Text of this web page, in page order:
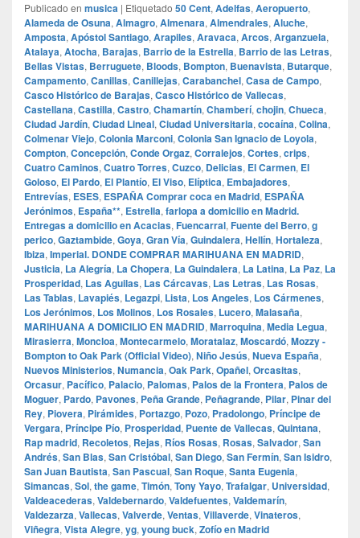
Publicado en musica | Etiquetado 50 Cent, Adelfas, Aeropuerto,
Alameda de Osuna, Almagro, Almenara, Almendrales, Aluche,
Amposta, Apóstol Santiago, Arapiles, Aravaca, Arcos, Arganzuela,
Atalaya, Atocha, Barajas, Barrio de la Estrella, Barrio de las Letras,
Bellas Vistas, Berruguete, Bloods, Bompton, Buenavista, Butarque,
Campamento, Canillas, Canillejas, Carabanchel, Casa de Campo,
Casco Histórico de Barajas, Casco Histórico de Vallecas,
Castellana, Castilla, Castro, Chamartín, Chamberí, chojin, Chueca,
Ciudad Jardín, Ciudad Lineal, Ciudad Universitaria, cocaína, Colina,
Colmenar Viejo, Colonia Marconi, Colonia San Ignacio de Loyola,
Compton, Concepción, Conde Orgaz, Corralejos, Cortes, crips,
Cuatro Caminos, Cuatro Torres, Cuzco, Delicias, El Carmen, El
Goloso, El Pardo, El Plantío, El Viso, Elíptica, Embajadores,
Entrevías, ESES, ESPAÑA Comprar coca en Madrid, ESPAÑA
Jerónimos, España**, Estrella, farlopa a domicilio en Madrid.
Entregas a domicilio en Acacias, Fuencarral, Fuente del Berro, g
perico, Gaztambide, Goya, Gran Vía, Guindalera, Hellín, Hortaleza,
Ibiza, Imperial. DONDE COMPRAR MARIHUANA EN MADRID,
Justicia, La Alegría, La Chopera, La Guindalera, La Latina, La Paz, La
Prosperidad, Las Aguilas, Las Cárcavas, Las Letras, Las Rosas,
Las Tablas, Lavapiés, Legazpi, Lista, Los Angeles, Los Cármenes,
Los Jerónimos, Los Molinos, Los Rosales, Lucero, Malasaña,
MARIHUANA A DOMICILIO EN MADRID, Marroquina, Media Legua,
Mirasierra, Moncloa, Montecarmelo, Moratalaz, Moscardó, Mozzy -
Bompton to Oak Park (Official Video), Niño Jesús, Nueva España,
Nuevos Ministerios, Numancia, Oak Park, Opañel, Orcasitas,
Orcasur, Pacífico, Palacio, Palomas, Palos de la Frontera, Palos de
Moguer, Pardo, Pavones, Peña Grande, Peñagrande, Pilar, Pinar del
Rey, Piovera, Pirámides, Portazgo, Pozo, Pradolongo, Príncipe de
Vergara, Príncipe Pío, Prosperidad, Puente de Vallecas, Quintana,
Rap madrid, Recoletos, Rejas, Ríos Rosas, Rosas, Salvador, San
Andrés, San Blas, San Cristóbal, San Diego, San Fermín, San Isidro,
San Juan Bautista, San Pascual, San Roque, Santa Eugenia,
Simancas, Sol, the game, Timón, Tony Yayo, Trafalgar, Universidad,
Valdeacederas, Valdebernardo, Valdefuentes, Valdemarín,
Valdezarza, Vallecas, Valverde, Ventas, Villaverde, Vinateros,
Viñegra, Vista Alegre, yg, young buck, Zofío en Madrid